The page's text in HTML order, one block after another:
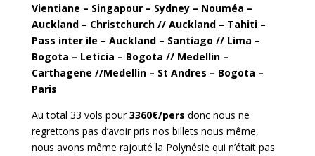
Vientiane – Singapour – Sydney – Nouméa –
Auckland – Christchurch // Auckland – Tahiti –
Pass inter ile – Auckland – Santiago // Lima –
Bogota – Leticia – Bogota // Medellin –
Carthagene //Medellin – St Andres – Bogota –
Paris
Au total 33 vols pour3360€/pers donc nous ne
regrettons pas d’avoir pris nos billets nous même,
nous avons même rajouté la Polynésie qui n’était pas